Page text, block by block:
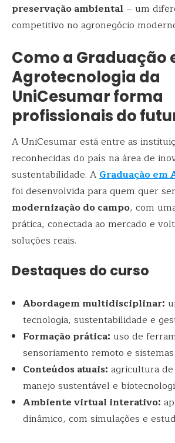
preservação ambiental – um
competitivo no agronegócio
Como a Graduação
Agrotecnologia da
UniCesumar forma
profissionais do
A UniCesumar está entre as
reconhecidas do país na área de
sustentabilidade. AGraduação
foi desenvolvida para quem quer
modernização do campo, com
prática, conectada ao mercado e
soluções reais.
Destaques do curso
Abordagem multidisciplinar:
tecnologia, sustentabilidade e
Formação prática: uso de
sensoriamento remoto e
Conteúdos atuais: agricultura
manejo sustentável e
Ambiente virtual interativo:
dinâmico, com simulações e